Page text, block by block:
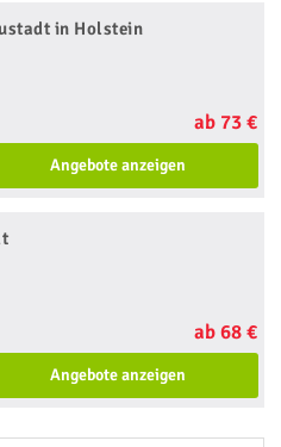
in Holstein
ab 73 €
Angebote anzeigen
ab 68 €
Angebote anzeigen